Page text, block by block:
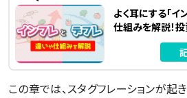
よく耳にする「イ
仕組みを解説！
この章では、スタグフレーションが